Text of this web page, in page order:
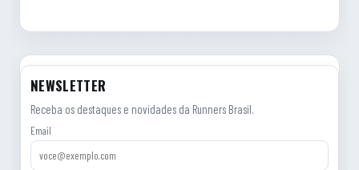
NEWSLETTER
Receba os destaques e novidades da Runners Brasil.
Email